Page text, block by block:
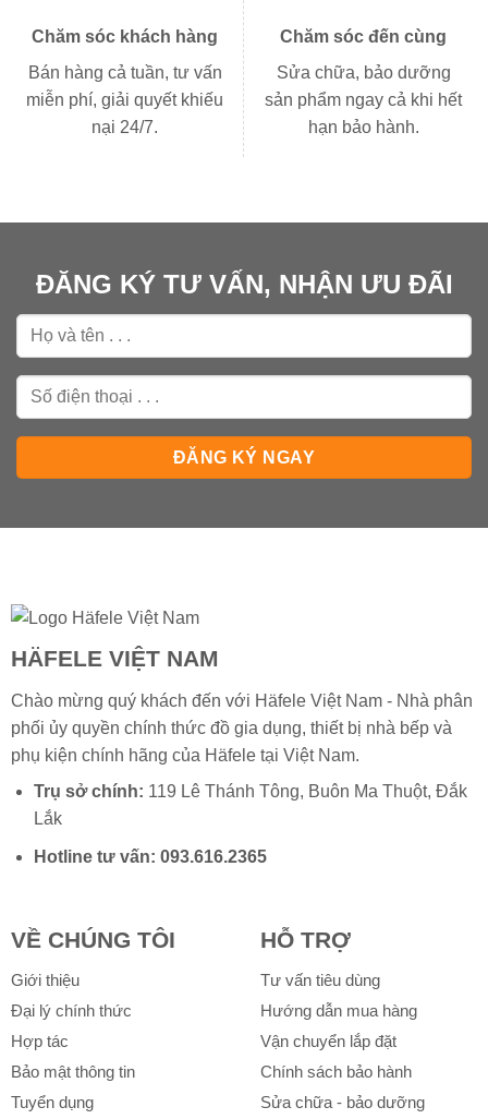
Chăm sóc khách hàng
Bán hàng cả tuần, tư vấn
miễn phí, giải quyết khiếu
nại 24/7.
Chăm sóc đến cùng
Sửa chữa, bảo dưỡng
sản phẩm ngay cả khi hết
hạn bảo hành.
ĐĂNG KÝ TƯ VẤN, NHẬN ƯU ĐÃI
HÄFELE VIỆT NAM
Chào mừng quý khách đến với Häfele Việt Nam - Nhà phân
phối ủy quyền chính thức đồ gia dụng, thiết bị nhà bếp và
phụ kiện chính hãng của Häfeletại Việt Nam.
Trụ sở chính: 119 Lê Thánh Tông, Buôn Ma Thuột, Đắk
Lắk
Hotline tư vấn: 093.616.2365
VỀ CHÚNG TÔI
Giới thiệu
Đại lý chính thức
Hợp tác
Bảo mật thông tin
Tuyển dụng
HỖ TRỢ
Tư vấn tiêu dùng
Hướng dẫn mua hàng
Vận chuyển lắp đặt
Chính sách bảo hành
Sửa chữa - bảo dưỡng